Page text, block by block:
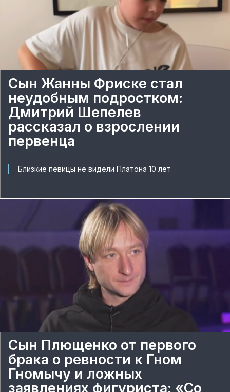
Сын Жанны Фриске стал
неудобным подростком:
Дмитрий Шепелев
рассказал о взрослении
первенца
Близкие певицы не видели Платона 10 лет
Сын Плющенко от первого
брака о ревности к Гном
Гномычу и ложных
заявлениях фигуриста: «Со